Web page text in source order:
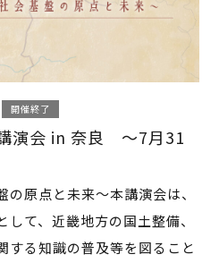
開催終了
演会 in 奈良 ～7月31
原点と未来～本講演会は、
て、近畿地方の国土整備、
する知識の普及等を図ること